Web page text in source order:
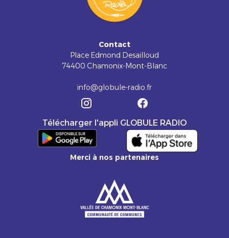
Contact
Place Edmond Desailloud
74400 Chamonix-Mont-Blanc
info@globule-radio.fr
Télécharger l'appli GLOBULE RADIO
Merci à nos partenaires